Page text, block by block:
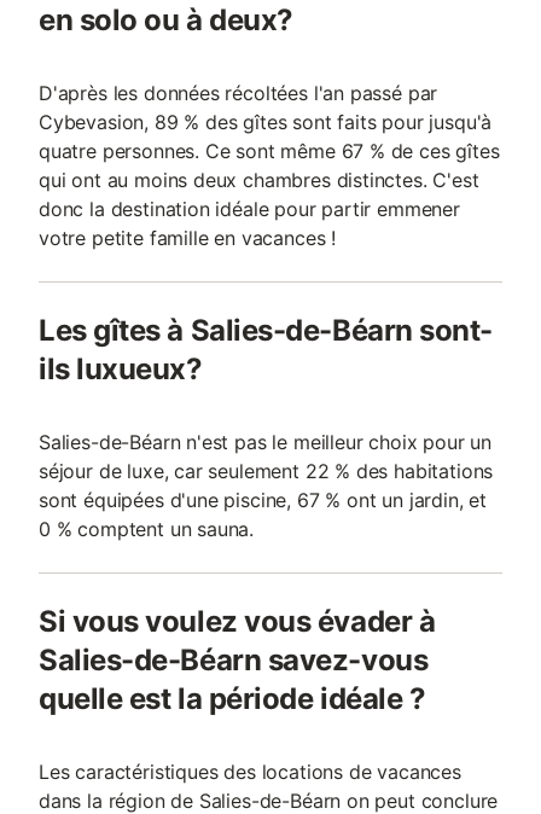
en solo ou à deux?
D'après les données récoltées l'an passé par
Cybevasion, 89 % des gîtes sont faits pour jusqu'à
quatre personnes. Ce sont même 67 % de ces gîtes
qui ont au moins deux chambres distinctes. C'est
donc la destination idéale pour partir emmener
votre petite famille en vacances !
Les gîtes à Salies-de-Béarn sont-
ils luxueux?
Salies-de-Béarn n'est pas le meilleur choix pour un
séjour de luxe, car seulement 22 % des habitations
sont équipées d'une piscine, 67 % ont un jardin, et
0 % comptent un sauna.
Si vous voulez vous évader à
Salies-de-Béarn savez-vous
quelle est la période idéale ?
Les caractéristiques des locations de vacances
dans la région de Salies-de-Béarn on peut conclure